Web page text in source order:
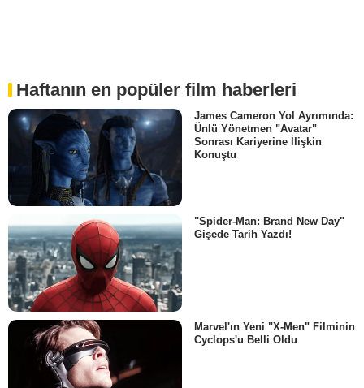
Haftanın en popüler film haberleri
James Cameron Yol Ayrımında:
Ünlü Yönetmen "Avatar"
Sonrası Kariyerine İlişkin
Konuştu
"Spider-Man: Brand New Day"
Gişede Tarih Yazdı!
Marvel'ın Yeni "X-Men" Filminin
Cyclops'u Belli Oldu